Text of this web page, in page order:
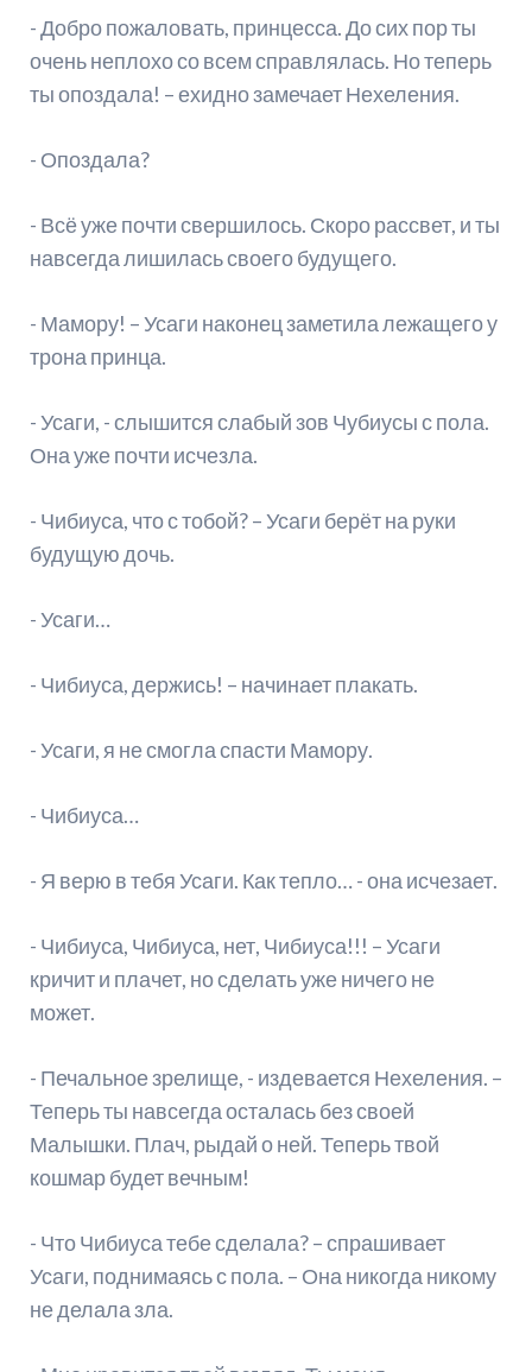
- Добро пожаловать, принцесса. До сих пор ты
очень неплохо со всем справлялась. Но теперь
ты опоздала! – ехидно замечает Нехеления.
- Опоздала?
- Всё уже почти свершилось. Скоро рассвет, и ты
навсегда лишилась своего будущего.
- Мамору! – Усаги наконец заметила лежащего у
трона принца.
- Усаги, - слышится слабый зов Чубиусы с пола.
Она уже почти исчезла.
- Чибиуса, что с тобой? – Усаги берёт на руки
будущую дочь.
- Усаги…
- Чибиуса, держись! – начинает плакать.
- Усаги, я не смогла спасти Мамору.
- Чибиуса…
- Я верю в тебя Усаги. Как тепло… - она исчезает.
- Чибиуса, Чибиуса, нет, Чибиуса!!! – Усаги
кричит и плачет, но сделать уже ничего не
может.
- Печальное зрелище, - издевается Нехеления. –
Теперь ты навсегда осталась без своей
Малышки. Плач, рыдай о ней. Теперь твой
кошмар будет вечным!
- Что Чибиуса тебе сделала? – спрашивает
Усаги, поднимаясь с пола. – Она никогда никому
не делала зла.